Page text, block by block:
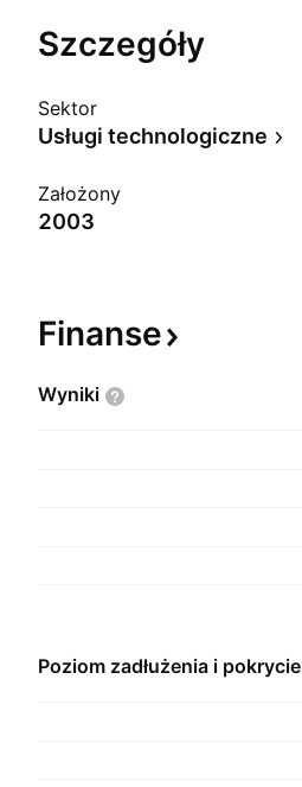
Szczegóły
Sektor
Usługi technologiczne
Założony
2003
Finanse
Wyniki
Poziom zadłużenia i pokrycie